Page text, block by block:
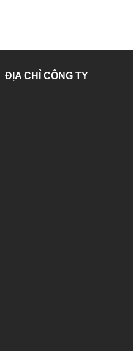
ĐỊA CHỈ CÔNG TY